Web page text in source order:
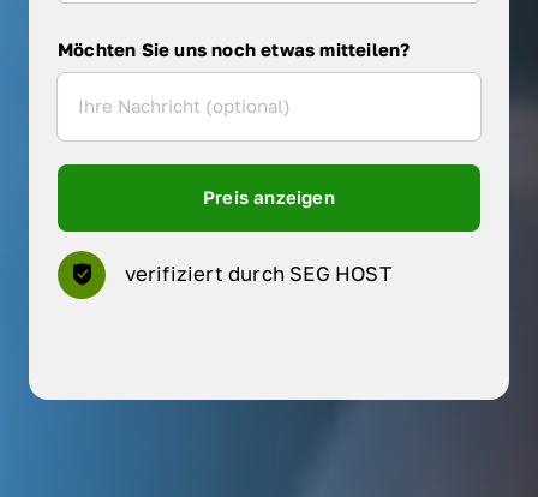
Möchten Sie uns noch etwas mitteilen?
Preis anzeigen
verifiziert durch SEG HOST